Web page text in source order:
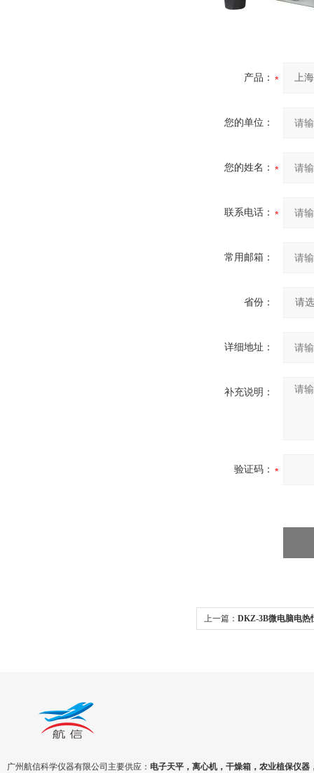
产品：
您的单位：
您的姓名：
联系电话：
常用邮箱：
省份：
详细地址：
补充说明：
验证码：
上一篇： DKZ-3B微电脑电热
广州航信科学仪器有限公司主要供应： 电子天平，离心机，干燥箱，农业植保仪器